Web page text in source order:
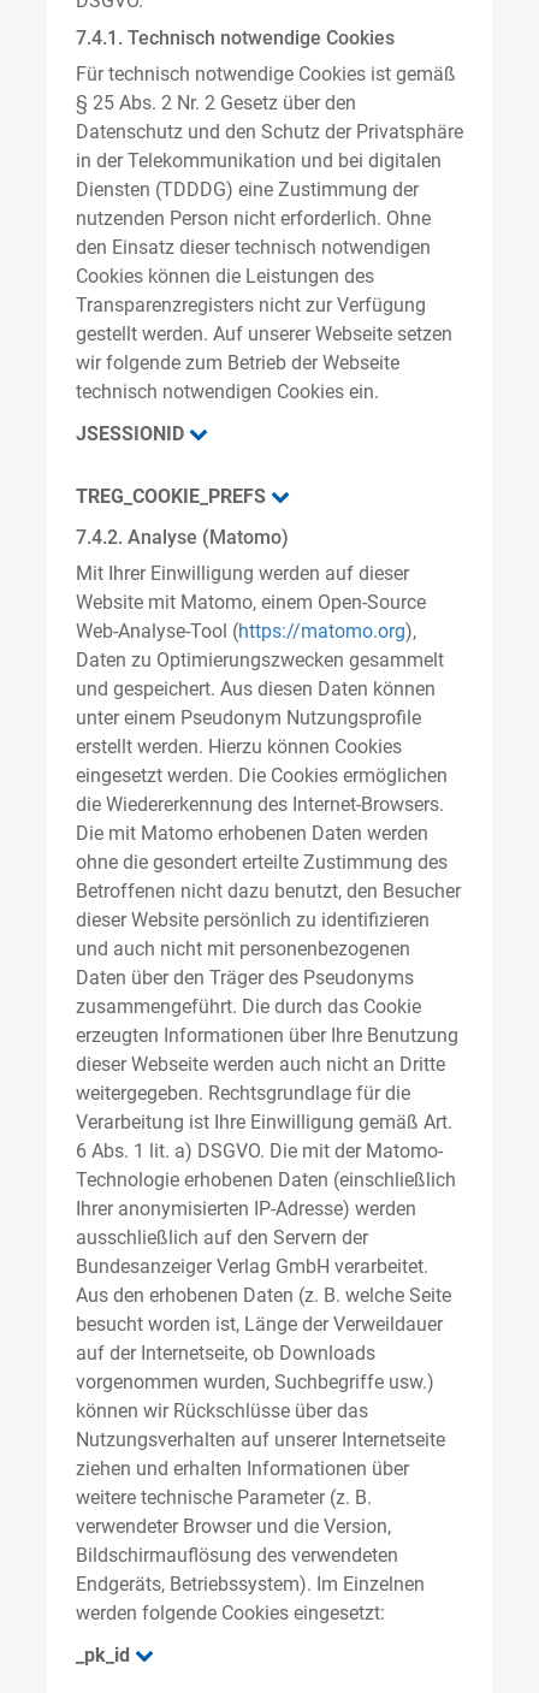
7.4.1. Technisch notwendige Cookies
Für technisch notwendige Cookies ist gemäß
§ 25 Abs. 2 Nr. 2 Gesetz über den
Datenschutz und den Schutz der Privatsphäre
in der Telekommunikation und bei digitalen
Diensten (TDDDG) eine Zustimmung der
nutzenden Person nicht erforderlich. Ohne
den Einsatz dieser technisch notwendigen
Cookies können die Leistungen des
Transparenzregisters nicht zur Verfügung
gestellt werden. Auf unserer Webseite setzen
wir folgende zum Betrieb der Webseite
technisch notwendigen Cookies ein.
JSESSIONID
TREG_COOKIE_PREFS
7.4.2. Analyse (Matomo)
Mit Ihrer Einwilligung werden auf dieser
Website mit Matomo, einem Open-Source
Web-Analyse-Tool (https://matomo.org),
Daten zu Optimierungszwecken gesammelt
und gespeichert. Aus diesen Daten können
unter einem Pseudonym Nutzungsprofile
erstellt werden. Hierzu können Cookies
eingesetzt werden. Die Cookies ermöglichen
die Wiedererkennung des Internet-Browsers.
Die mit Matomo erhobenen Daten werden
ohne die gesondert erteilte Zustimmung des
Betroffenen nicht dazu benutzt, den Besucher
dieser Website persönlich zu identifizieren
und auch nicht mit personenbezogenen
Daten über den Träger des Pseudonyms
zusammengeführt. Die durch das Cookie
erzeugten Informationen über Ihre Benutzung
dieser Webseite werden auch nicht an Dritte
weitergegeben. Rechtsgrundlage für die
Verarbeitung ist Ihre Einwilligung gemäß Art.
6 Abs. 1 lit. a) DSGVO. Die mit der Matomo-
Technologie erhobenen Daten (einschließlich
Ihrer anonymisierten IP-Adresse) werden
ausschließlich auf den Servern der
Bundesanzeiger Verlag GmbH verarbeitet.
Aus den erhobenen Daten (z. B. welche Seite
besucht worden ist, Länge der Verweildauer
auf der Internetseite, ob Downloads
vorgenommen wurden, Suchbegriffe usw.)
können wir Rückschlüsse über das
Nutzungsverhalten auf unserer Internetseite
ziehen und erhalten Informationen über
weitere technische Parameter (z. B.
verwendeter Browser und die Version,
Bildschirmauflösung des verwendeten
Endgeräts, Betriebssystem). Im Einzelnen
werden folgende Cookies eingesetzt:
_pk_id